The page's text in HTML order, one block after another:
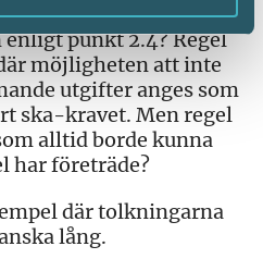
vill tillämpa
punkt 2.4? Regel
möjligheten att inte
utgifter anges som
ska-kravet. Men regel
alltid borde kunna
har företräde?
där tolkningarna
lång.